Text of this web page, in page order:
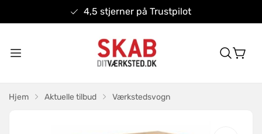
4,5 stjerner på Trustpilot
Hjem Aktuelle tilbud Værkstedsvogn